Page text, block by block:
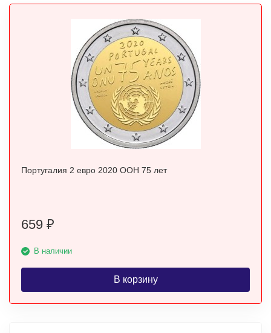
Португалия 2 евро 2020 ООН 75 лет
659 ₽
В наличии
В корзину